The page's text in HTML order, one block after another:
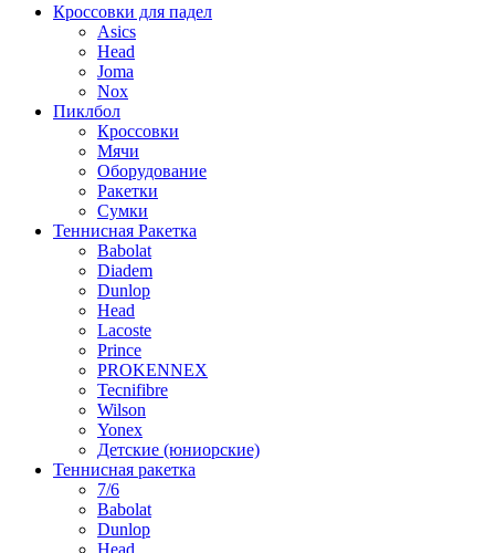
Кроссовки для падел
Asics
Head
Joma
Nox
Пиклбол
Кроссовки
Мячи
Оборудование
Ракетки
Сумки
Теннисная Ракетка
Babolat
Diadem
Dunlop
Head
Lacoste
Prince
PROKENNEX
Tecnifibre
Wilson
Yonex
Детские (юниорские)
Теннисная ракетка
7/6
Babolat
Dunlop
Head